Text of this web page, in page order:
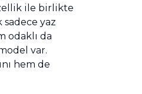
ile birlikte
sadece yaz
odaklı da
var.
hem de